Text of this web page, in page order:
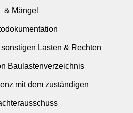
& Mängel
Lasten & Rechten
Baulastenverzeichnis
mit dem zuständigen